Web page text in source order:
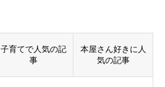
子育てで人気の記
事
本屋さん好きに人
気の記事